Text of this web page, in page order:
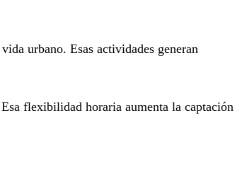
urbano. Esas actividades generan
flexibilidad horaria aumenta la captación